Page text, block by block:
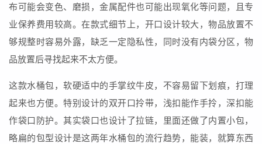
布可能会变色、磨损，金属配件也可能出现氧化等问题，且专
业保养费用较高。在款式细节上，开口设计较大，物品放置不
够规整时容易外露，缺乏一定隐私性，同时没有内袋分区，物
品放置后寻找起来不太方便。
这款水桶包，软硬适中的手掌纹牛皮，不容易留下划痕，打理
起来也方便。特别设计的双开口拎带，浅扣能作手拎，深扣能
作袋口防护。其实袋口也设计了拉链，里面还做了内置小包，
略扁的包型设计是这两年水桶包的流行趋势，能装，就算东西